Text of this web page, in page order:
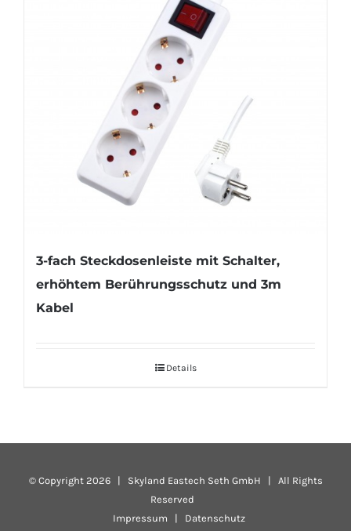
3-fach Steckdosenleiste mit Schalter,
erhöhtem Berührungsschutz und 3m
Kabel
Details
© Copyright 2026 | Skyland Eastech Seth GmbH | All Rights
Reserved
Impressum | Datenschutz